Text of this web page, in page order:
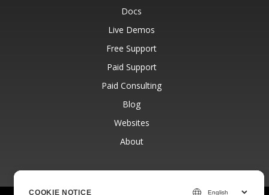
Docs
Live Demos
Free Support
Paid Support
Paid Consulting
Blog
Websites
About
COOKIE NOTICE